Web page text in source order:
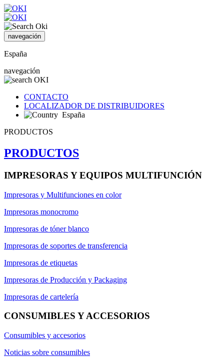
navegación
España
navegación
CONTACTO
LOCALIZADOR DE DISTRIBUIDORES
España
PRODUCTOS
PRODUCTOS
IMPRESORAS Y EQUIPOS MULTIFUNCIÓN
Impresoras y Multifunciones en color
Impresoras monocromo
Impresoras de tóner blanco
Impresoras de soportes de transferencia
Impresoras de etiquetas
Impresoras de Producción y Packaging
Impresoras de cartelería
CONSUMIBLES Y ACCESORIOS
Consumibles y accesorios
Noticias sobre consumibles